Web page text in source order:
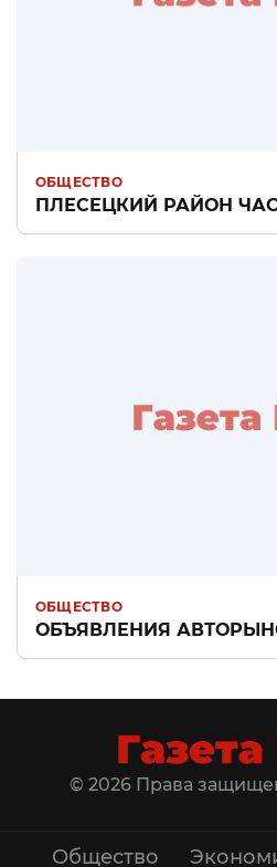
ОБЩЕСТВО
ПЛЕСЕЦКИЙ РАЙОН
ОБЩЕСТВО
ОБЪЯВЛЕНИЯ
© 2026 Права
Общество